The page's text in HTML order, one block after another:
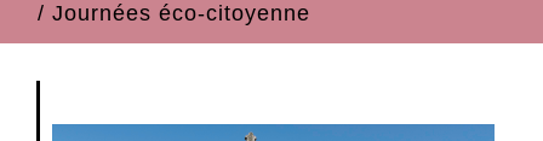
/ Journées éco-citoyenne